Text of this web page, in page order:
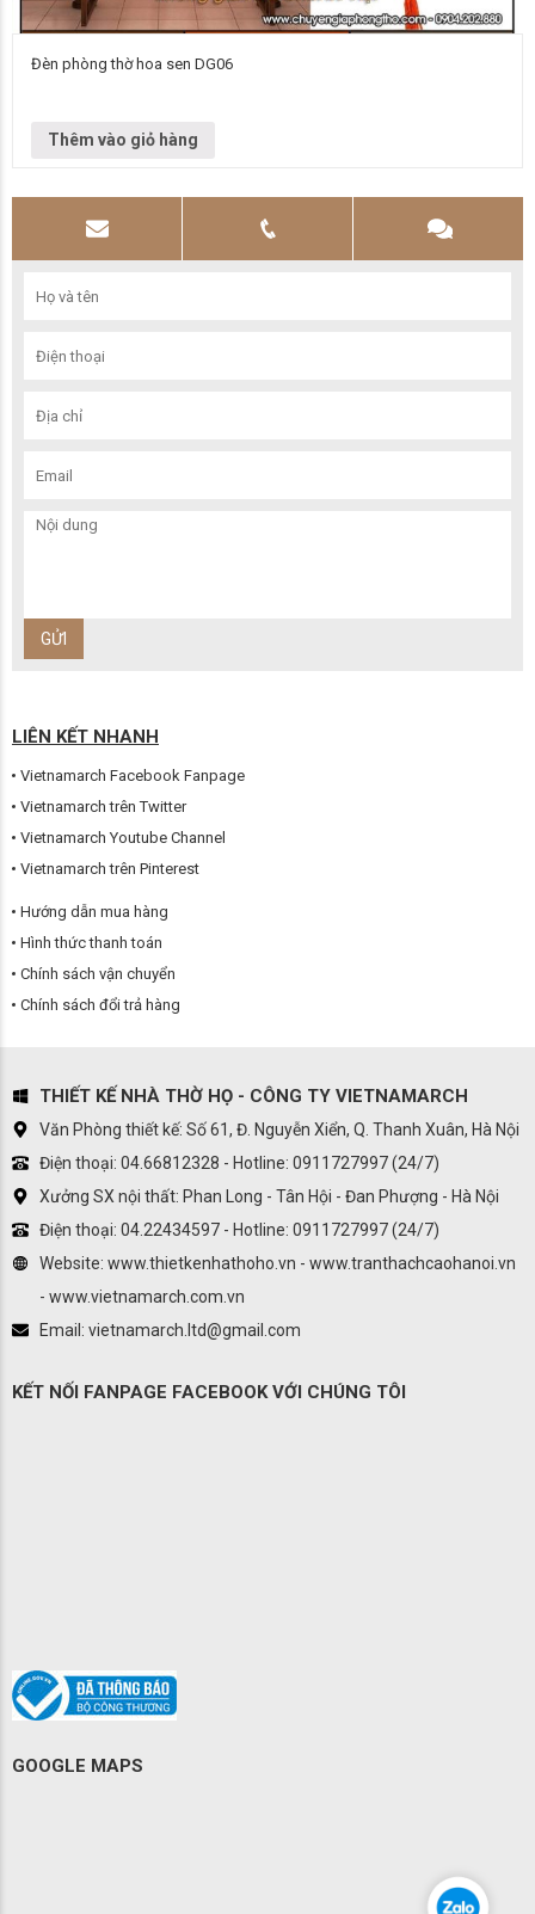
chùm DG06 Kích thước Liên hệ để biết thêm thông tin chi…
Đèn phòng thờ hoa sen DG06
Thêm vào giỏ hàng
LIÊN KẾT NHANH
Vietnamarch Facebook Fanpage
Vietnamarch trên Twitter
Vietnamarch Youtube Channel
Vietnamarch trên Pinterest
Hướng dẫn mua hàng
Hình thức thanh toán
Chính sách vận chuyển
Chính sách đổi trả hàng
THIẾT KẾ NHÀ THỜ HỌ - CÔNG TY VIETNAMARCH
Văn Phòng thiết kế: Số 61, Đ. Nguyễn Xiển, Q. Thanh Xuân, Hà Nội
Điện thoại: 04.66812328 - Hotline: 0911727997 (24/7)
Xưởng SX nội thất: Phan Long - Tân Hội - Đan Phượng - Hà Nội
Điện thoại: 04.22434597 - Hotline: 0911727997 (24/7)
Website: www.thietkenhathoho.vn - www.tranthachcaohanoi.vn
- www.vietnamarch.com.vn
Email: vietnamarch.ltd@gmail.com
KẾT NỐI FANPAGE FACEBOOK VỚI CHÚNG TÔI
GOOGLE MAPS